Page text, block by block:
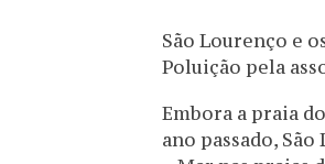
São Lourenço e
Poluição pela
Embora a praia
ano passado,